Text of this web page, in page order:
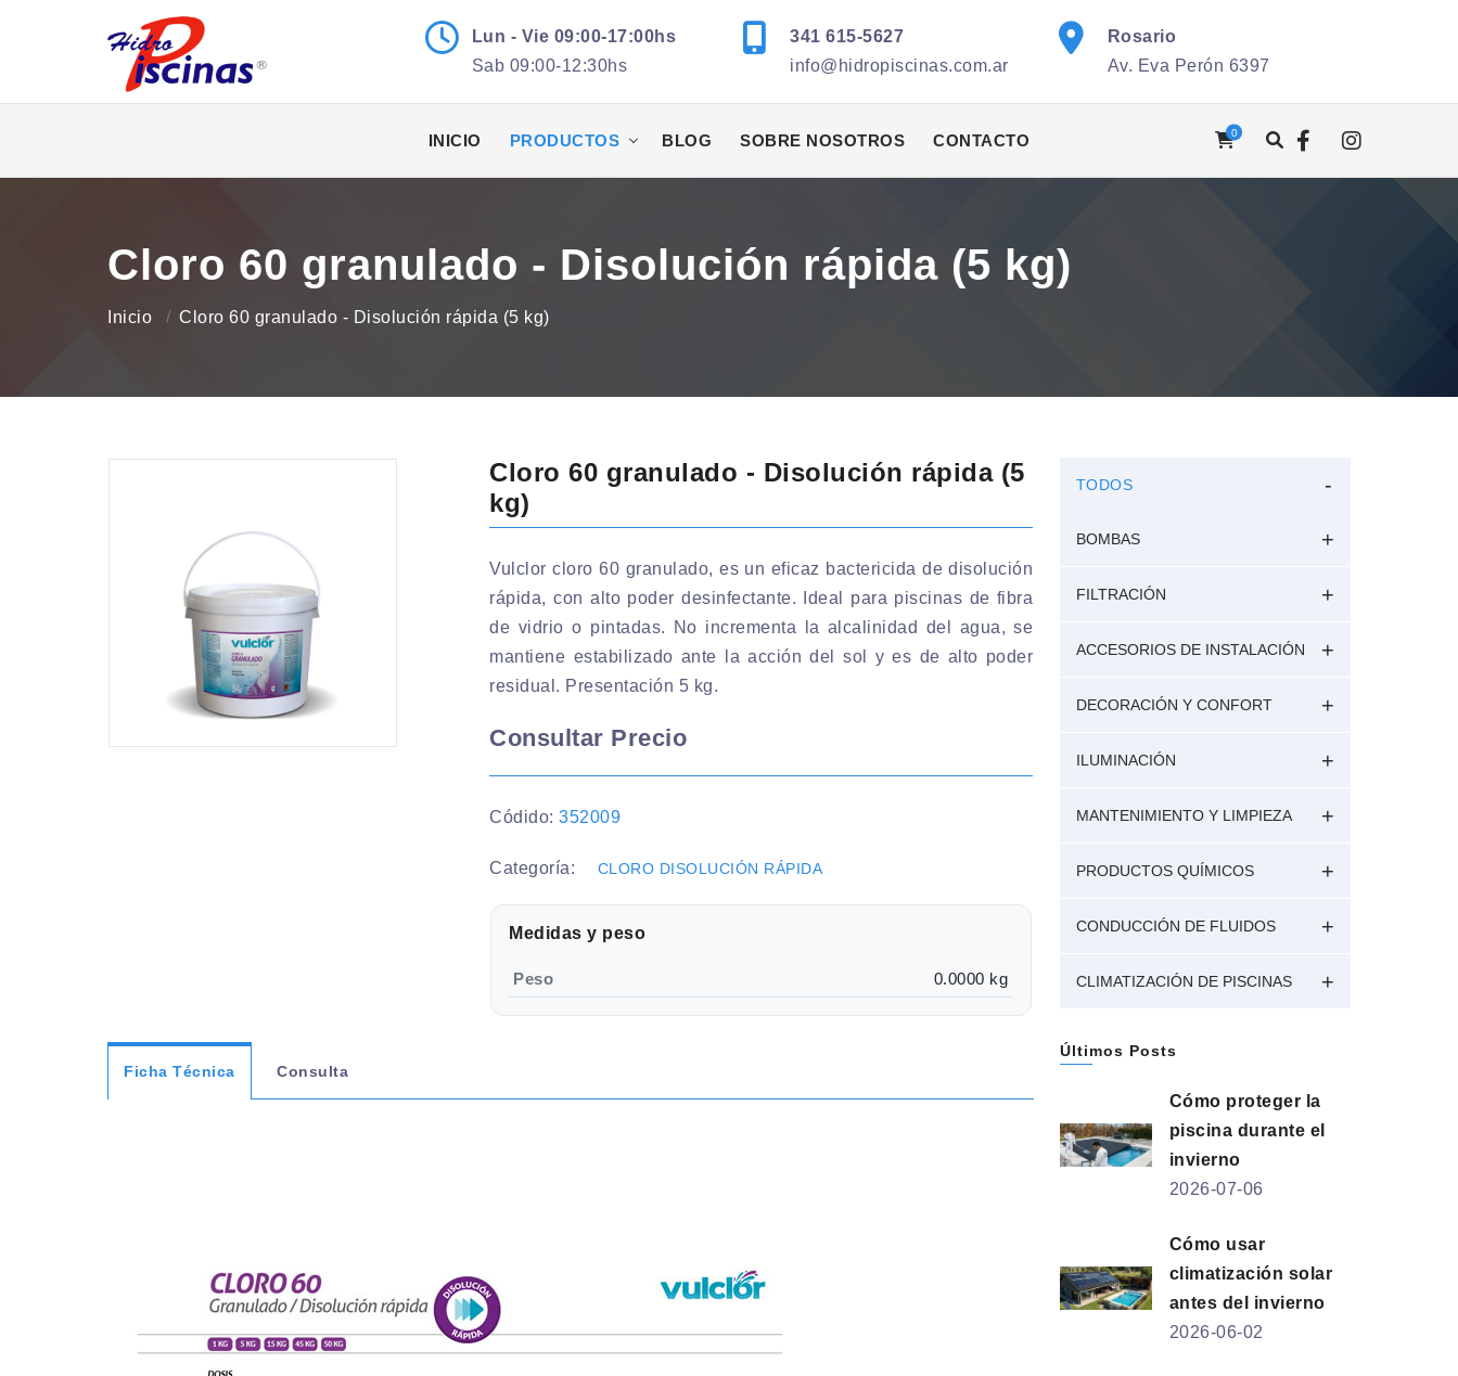
Lun - Vie 09:00-17:00hs
Sab 09:00-12:30hs
341 615-5627
info@hidropiscinas.com.ar
Rosario
Av. Eva Perón 6397
INICIO PRODUCTOS BLOG SOBRE NOSOTROS CONTACTO 0
Cloro 60 granulado - Disolución rápida (5 kg)
Inicio Cloro 60 granulado - Disolución rápida (5 kg)
Cloro 60 granulado - Disolución rápida (5
kg)
Vulclor cloro 60 granulado, es un eficaz bactericida de disolución
rápida, con alto poder desinfectante. Ideal para piscinas de fibra
de vidrio o pintadas. No incrementa la alcalinidad del agua, se
mantiene estabilizado ante la acción del sol y es de alto poder
residual. Presentación 5 kg.
Consultar Precio
Códido: 352009
Categoría: CLORO DISOLUCIÓN RÁPIDA
Medidas y peso
Peso 0.0000 kg
Ficha Técnica Consulta
TODOS
BOMBAS
FILTRACIÓN
ACCESORIOS DE INSTALACIÓN
DECORACIÓN Y CONFORT
ILUMINACIÓN
MANTENIMIENTO Y LIMPIEZA
PRODUCTOS QUÍMICOS
CONDUCCIÓN DE FLUIDOS
CLIMATIZACIÓN DE PISCINAS
Últimos Posts
Cómo proteger la
piscina durante el
invierno
2026-07-06
Cómo usar
climatización solar
antes del invierno
2026-06-02